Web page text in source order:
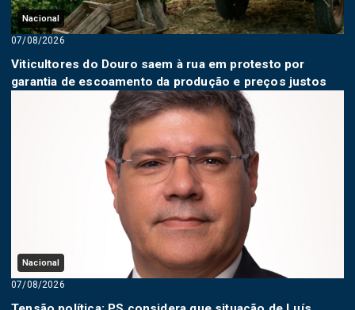
Nacional
07/08/2026
Viticultores do Douro saem à rua em protesto por
garantia de escoamento da produção e preços justos
Nacional
07/08/2026